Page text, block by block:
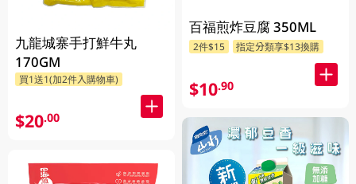
九龍城寨手打鮮牛丸
170GM
買1送1(加2件入購物車)
$20.00
百福煎炸豆腐 350ML
2件$15 指定分類享$13換購
$10.90